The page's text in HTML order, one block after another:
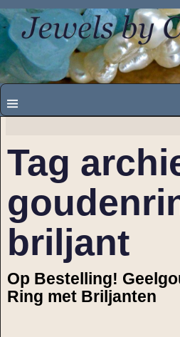
Tag
briljant
Op Bestelling!
Ring met Briljanten